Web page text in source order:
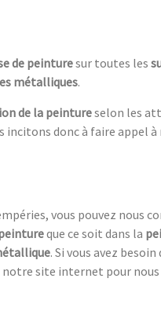
de peinturesur toutes les
métalliques.
de la peintureselon les
incitons donc à faire appel
vous pouvez nous
que ce soit dans la
. Si vous avez besoin
notre site internet pour nous